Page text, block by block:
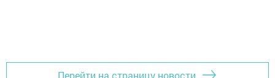
Перейти на страницу новости